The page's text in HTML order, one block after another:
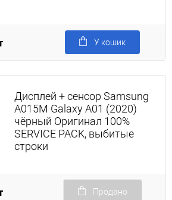
У кошик
Дисплей + сенсор Samsung
A015M Galaxy A01 (2020)
чёрный Оригинал 100%
SERVICE PACK, выбитые
строки
Продано